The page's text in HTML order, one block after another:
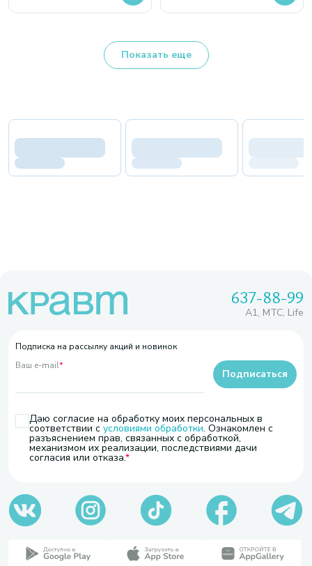
Показать еще
637-88-99
A1, МТС, Life
Подписка на рассылку акций и новинок
Ваш e-mail*
Даю согласие на обработку моих персональных в
соответствии с условиями обработки. Ознакомлен с
разъяснением прав, связанных с обработкой,
механизмом их реализации, последствиями дачи
согласия или отказа.
Подписаться